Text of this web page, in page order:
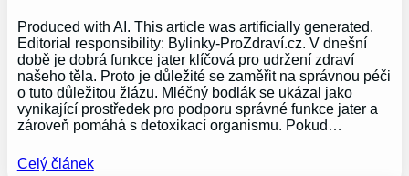
Produced with AI. This article was artificially generated.
Editorial responsibility: Bylinky-ProZdraví.cz. V dnešní
době je dobrá funkce jater klíčová pro udržení zdraví
našeho těla. Proto je důležité se zaměřit na správnou péči
o tuto důležitou žlázu. Mléčný bodlák se ukázal jako
vynikající prostředek pro podporu správné funkce jater a
zároveň pomáhá s detoxikací organismu. Pokud…
Celý článek